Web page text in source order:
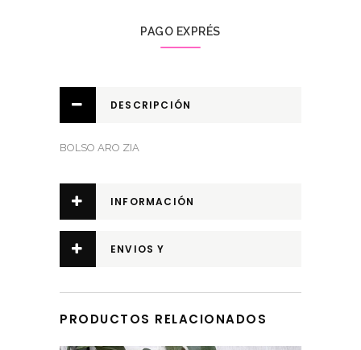
PAGO EXPRÉS
DESCRIPCIÓN
BOLSO ARO ZIA
INFORMACIÓN
ENVIOS Y
PRODUCTOS RELACIONADOS